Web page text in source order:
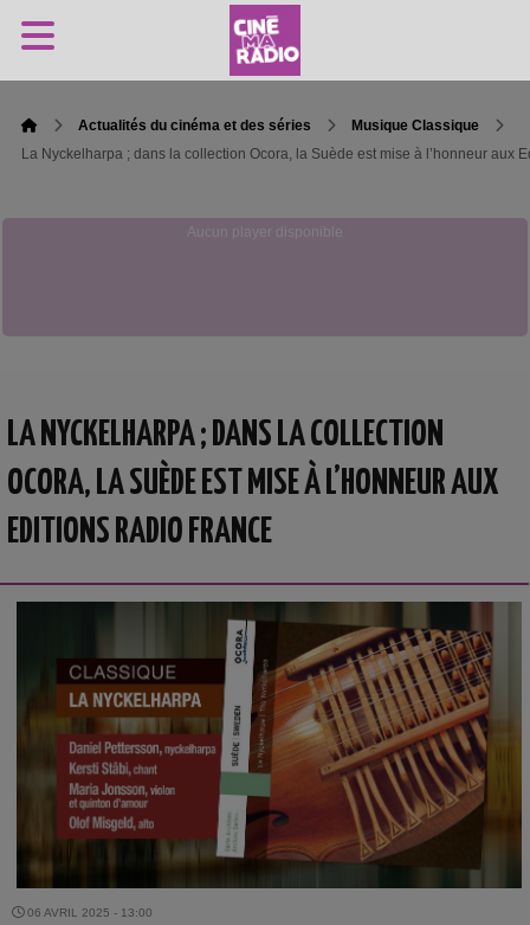
Actualités du cinéma et des séries
Musique Classique
La Nyckelharpa ; dans la collection Ocora, la Suède est mise à l’honneur aux
Aucun player disponible
LA NYCKELHARPA ; DANS LA COLLECTION
OCORA, LA SUÈDE EST MISE À L’HONNEUR AUX
EDITIONS RADIO FRANCE
06 AVRIL 2025 - 13:00